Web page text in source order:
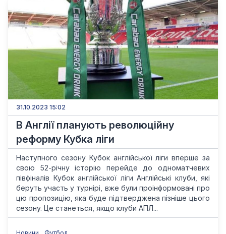
31.10.2023 15:02
В Англії планують революційну
реформу Кубка ліги
Наступного сезону Кубок англійської ліги вперше за
свою 52-річну історію перейде до одноматчевих
півфіналів Кубок англійської ліги Англійські клуби, які
беруть участь у турнірі, вже були проінформовані про
цю пропозицію, яка буде підтверджена пізніше цього
сезону. Це станеться, якщо клуби АПЛ...